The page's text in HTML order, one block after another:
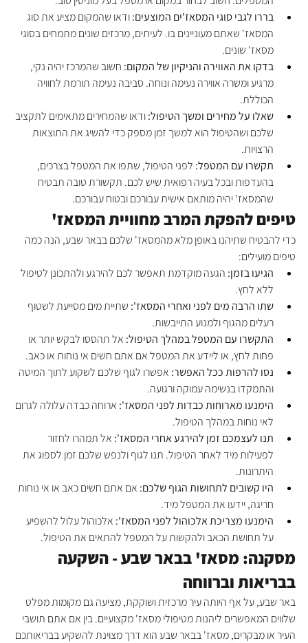
בררו לגבי סוגי המסאז'ים המוצעים: ודאו שהמקום מציע את סוג
המסאז' שאתם מעוניינים בו. לעיתים, מרכזים שונים מתמחים בסוגי
מסאז' שונים.
בדקו את האווירה והניקיון של המקום: חשוב שהמרכז יהיה נקי,
מרגיע ומשרה אווירה נעימה ונוחה. סביבה נעימה תורמת לחוויה
הכוללת.
שאלו על מחירים ומשך הטיפול: ודאו שהמחירים מתאימים לתקציב
שלכם ושהטיפול הוא למשך זמן מספק כדי להשיג את התוצאות
הרצויות.
תקשרו עם המטפל: לפני הטיפול, שתפו את המטפל בצרכים,
בהעדפות ובכל בעיה רפואית שיש לכם. תקשורת טובה תבטיח
שהמסאז' יהיה מותאם אישית עבורכם ובטוח עבורכם.
טיפים להפקת המרב מחוויית המסאז'
כדי להבטיח שתיהנו באופן מלא מהמסאז' שלכם בבאר שבע, הנה כמה
טיפים מועילים:
הגיעו בזמן: הגעה מוקדמת תאפשר לכם להירגע ולהתכונן לטיפול
ללא לחץ.
שתו הרבה מים לפני ואחרי המסאז': שתיית מים מסייעת לשטוף
רעלים מהגוף ולמנוע התייבשות.
התקשרו עם המטפל במהלך הטיפול: אל תהססו לבקש יותר או
פחות לחץ, או ליידע את המטפל אם אתם חשים אי נוחות או כאב.
נסו להרפות ככל האפשר: אפשרו לגוף שלכם לשקוע לתוך המיטה
והתמקדו בנשימה עמוקה ורגועה.
הימנעו מארוחות כבדות לפני המסאז': ארוחה כבדה עלולה לגרום
לאי נוחות במהלך הטיפול.
תנו לעצמכם זמן להירגע אחרי המסאז': אל תמהרו לחזור
לפעילות מיד לאחר הטיפול. תנו לגוף ולנפש שלכם זמן לספוג את
היתרונות.
היו קשובים לתחושות הגוף שלכם: אם אתם חשים כאב או אי נוחות
חריגה, יידעו את המטפל מיד.
הימנעו מצריכת אלכוהול לפני המסאז': אלכוהול עלול להשפיע
על תחושת הכאב ולהקשות על המטפל להתאים את הטיפול.
מסקנה: מסאז' בבאר שבע - השקעה
בבריאות וברווחה
באר שבע, על אף היותה עיר מרכזית ושוקקת, מציעה גם מקומות מפלט
שלווים המאפשרים ליהנות מטיפולי מסאז' מקצועיים. בין אם אתם תושבי
העיר או מבקרים, מסאז' בבאר שבע הוא דרך מצוינת להשקיע בבריאותכם